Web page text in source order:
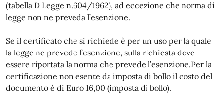
(tabella D Legge n.604/1962), ad eccezione che norma di
legge non ne preveda l’esenzione.
Se il certificato che si richiede è per un uso per la quale
la legge ne prevede l’esenzione, sulla richiesta deve
essere riportata la norma che prevede l’esenzione.Per la
certificazione non esente da imposta di bollo il costo del
documento è di Euro 16,00 (imposta di bollo).